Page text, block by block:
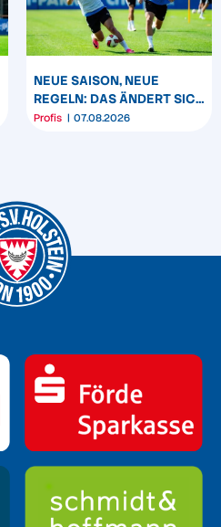
NEUE SAISON, NEUE
REGELN: DAS ÄNDERT SICH
ZUM START DER 2.
Profis 07.08.2026